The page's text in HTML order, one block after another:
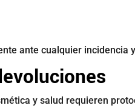
ante cualquier incidencia
y salud requieren